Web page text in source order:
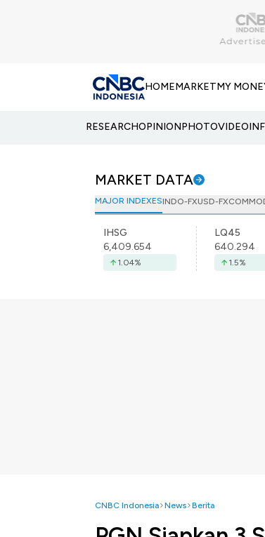
HOMEMARKETMY
RESEARCHOPINIONPHOTOVIDEO
MARKET DATA
MAJOR INDEXESINDO-FXUSD-FX
IHSG
6,409.654
1.04%
LQ45
640.294
1.5%
CNBC Indonesia News Berita